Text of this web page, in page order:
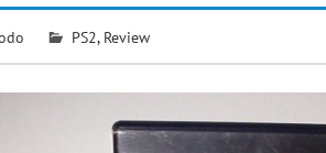
PS2, Review